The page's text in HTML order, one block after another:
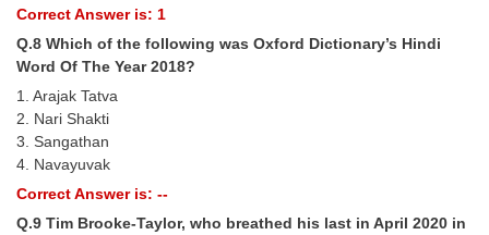
ACIO (IB) Exam
MTS
MTS Exam Syllabus
Correct Answer is: 1
Q.8 Which of the following was Oxford Dictionary’s Hindi
Word Of The Year 2018?
1. Arajak Tatva
2. Nari Shakti
3. Sangathan
4. Navayuvak
Correct Answer is: --
Q.9 Tim Brooke-Taylor, who breathed his last in April 2020 in